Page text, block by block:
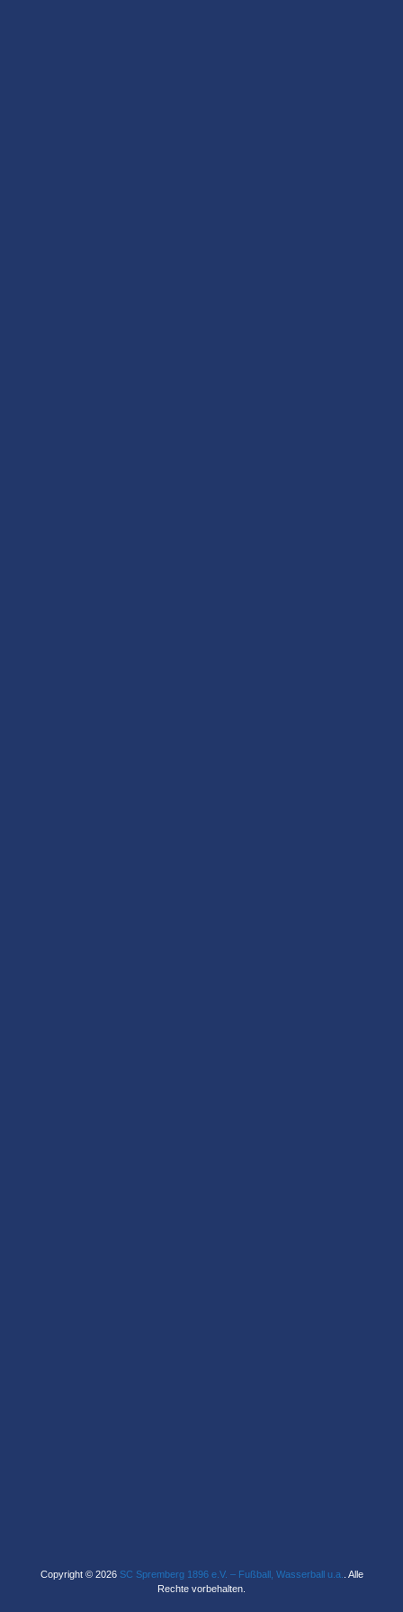
Copyright © 2026 SC Spremberg 1896 e.V. – Fußball, Wasserball u.a.
. Alle
Rechte vorbehalten.